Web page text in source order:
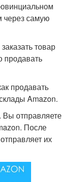
через самую
товар
продавать
продавать
Amazon.
Вы отправляете
После
их